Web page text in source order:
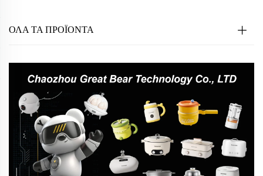
ΟΛΑ ΤΑ ΠΡΟΪΟΝΤΑ